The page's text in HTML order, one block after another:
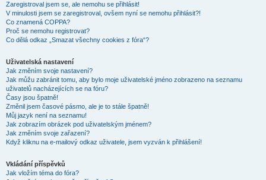
Zaregistroval jsem se, ale nemohu se přihlásit!
V minulosti jsem se zaregistroval, ovšem nyní se nemohu přihlásit?!
Co znamená COPPA?
Proč se nemohu registrovat?
Co dělá odkaz „Smazat všechny cookies z fóra“?
Uživatelská nastavení
Jak změním svoje nastavení?
Jak můžu zabránit tomu, aby bylo moje uživatelské jméno zobrazeno na seznamu
uživatelů nacházejících se na fóru?
Časy jsou špatně!
Změnil jsem časové pásmo, ale je to stále špatně!
Můj jazyk není na seznamu!
Jak zobrazím obrázek pod uživatelským jménem?
Jak změním svoje zařazení?
Když kliknu na e-mailový odkaz uživatele, jsem vyzván k přihlášení!
Vkládání příspěvků
Jak vložím téma do fóra?